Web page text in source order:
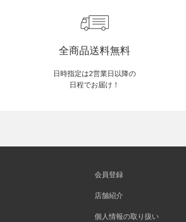
全商品送料無料
日時指定は2営業日以降の
日程でお届け！
会員登録
店舗紹介
個人情報の取り扱い